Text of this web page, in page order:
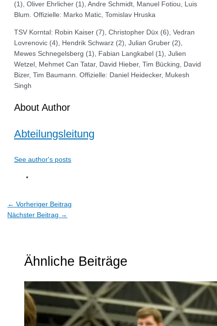
(1), Oliver Ehrlicher (1), Andre Schmidt, Manuel Fotiou, Luis
Blum. Offizielle: Marko Matic, Tomislav Hruska
TSV Korntal: Robin Kaiser (7), Christopher Düx (6), Vedran
Lovrenovic (4), Hendrik Schwarz (2), Julian Gruber (2),
Mewes Schnegelsberg (1), Fabian Langkabel (1), Julien
Wetzel, Mehmet Can Tatar, David Hieber, Tim Bücking, David
Bizer, Tim Baumann. Offizielle: Daniel Heidecker, Mukesh
Singh
About Author
Abteilungsleitung
See author's posts
← Vorheriger Beitrag
Nächster Beitrag →
Ähnliche Beiträge